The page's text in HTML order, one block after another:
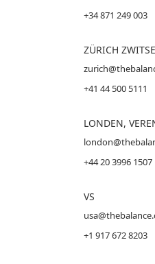
+34 871 249 003
ZÜRICH
+41 44 500 5111
LONDEN,
+44 20 3996 1507
VS
+1 917 672 8203